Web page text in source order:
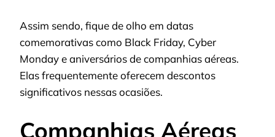
Assim sendo, fique de olho em datas
comemorativas como Black Friday, Cyber
Monday e aniversários de companhias aéreas.
Elas frequentemente oferecem descontos
significativos nessas ocasiões.
Companhias Aéreas